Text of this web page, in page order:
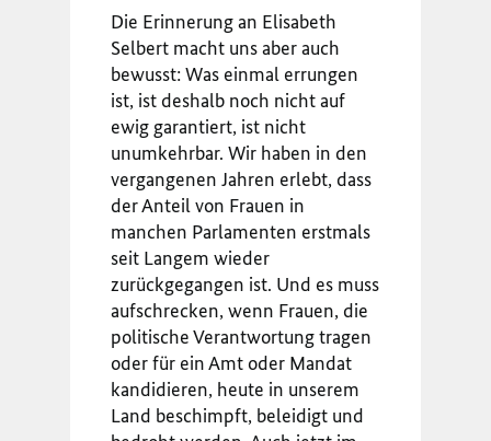
Die Erinnerung an Elisabeth
Selbert macht uns aber auch
bewusst: Was einmal errungen
ist, ist deshalb noch nicht auf
ewig garantiert, ist nicht
unumkehrbar. Wir haben in den
vergangenen Jahren erlebt, dass
der Anteil von Frauen in
manchen Parlamenten erstmals
seit Langem wieder
zurückgegangen ist. Und es muss
aufschrecken, wenn Frauen, die
politische Verantwortung tragen
oder für ein Amt oder Mandat
kandidieren, heute in unserem
Land beschimpft, beleidigt und